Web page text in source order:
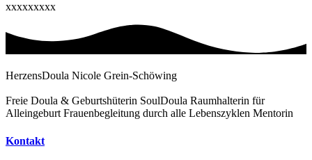
xxxxxxxxx
HerzensDoula Nicole Grein-Schöwing
Freie Doula & Geburtshüterin SoulDoula Raumhalterin für
Alleingeburt Frauenbegleitung durch alle Lebenszyklen Mentorin
Kontakt